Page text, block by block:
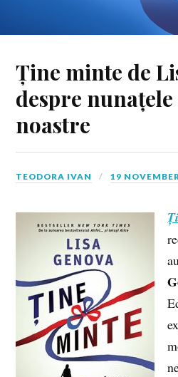
Ține minte de
despre
noastre
TEODORA IVAN 19